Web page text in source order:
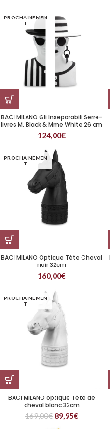
PROCHAINEMEN
T
BACI MILANO Gli Inseparabili Serre-
livres M. Black & Mme White 26 cm
124,00€
PROCHAINEMEN
T
BACI MILANO Optique Tête Cheval
noir 32cm
160,00€
PROCHAINEMEN
T
BACI MILANO optique Tête de
cheval blanc 32cm
169,00€ 89,95€